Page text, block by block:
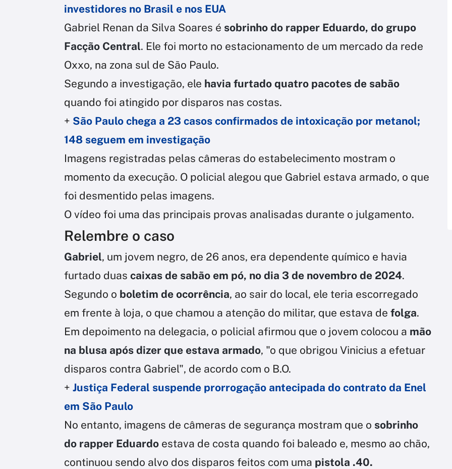
investidores no Brasil e nos EUA
Gabriel Renan da Silva Soares é sobrinho do rapper Eduardo, do grupo
Facção Central. Ele foi morto no estacionamento de um mercado da rede
Oxxo, na zona sul de São Paulo.
Segundo a investigação, ele havia furtado quatro pacotes de sabão
quando foi atingido por disparos nas costas.
+ São Paulo chega a 23 casos confirmados de intoxicação por metanol;
148 seguem em investigação
Imagens registradas pelas câmeras do estabelecimento mostram o
momento da execução. O policial alegou que Gabriel estava armado, o que
foi desmentido pelas imagens.
O vídeo foi uma das principais provas analisadas durante o julgamento.
Relembre o caso
Gabriel, um jovem negro, de 26 anos, era dependente químico e havia
furtado duas caixas de sabão em pó, no dia 3 de novembro de 2024.
Segundo o boletim de ocorrência, ao sair do local, ele teria escorregado
em frente à loja, o que chamou a atenção do militar, que estava de folga.
Em depoimento na delegacia, o policial afirmou que o jovem colocou a mão
na blusa após dizer que estava armado, "o que obrigou Vinicius a efetuar
disparos contra Gabriel", de acordo com o B.O.
+ Justiça Federal suspende prorrogação antecipada do contrato da Enel
em São Paulo
No entanto, imagens de câmeras de segurança mostram que o sobrinho
do rapper Eduardo estava de costa quando foi baleado e, mesmo ao chão,
continuou sendo alvo dos disparos feitos com uma pistola .40.